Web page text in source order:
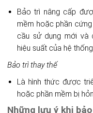
Bảo trì nâng cấp
mềm hoặc phần
cầu sử dụng mới và
hiệu suất của hệ thống.
Bảo trì thay thế
Là hình thức được
hoặc phần mềm bị
Những lưu ý khi